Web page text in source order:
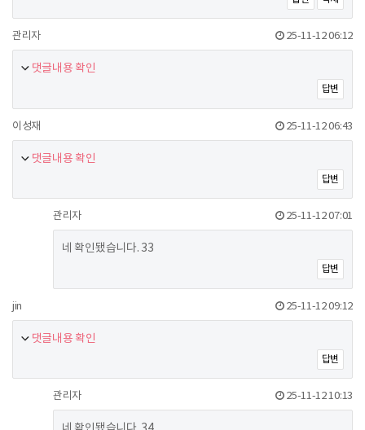
관리자 25-11-12 06:12
댓글내용 확인
답변
이성재 25-11-12 06:43
댓글내용 확인
답변
관리자 25-11-12 07:01
네 확인됐습니다. 33
답변
jin 25-11-12 09:12
댓글내용 확인
답변
관리자 25-11-12 10:13